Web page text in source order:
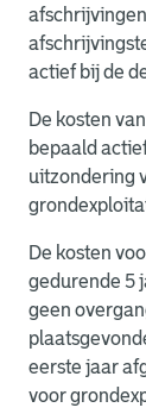
actief bij de
De kosten
bepaald
uitzondering
De kosten
gedurende 5
geen
eerste jaar
voor